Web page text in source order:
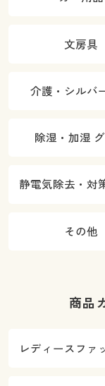
文房具
介護・シルバ
除湿・加湿
静電気除去・対
その他
商品
レディースファ